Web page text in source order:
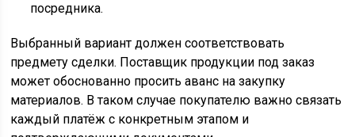
посредника.
Выбранный вариант должен соответствовать
предмету сделки. Поставщик продукции под заказ
может обоснованно просить аванс на закупку
материалов. В таком случае покупателю важно связать
каждый платёж с конкретным этапом и